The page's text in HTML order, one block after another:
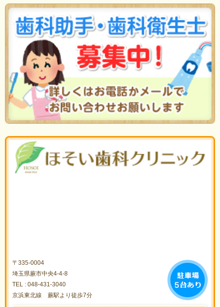
〒335-0004
埼玉県蕨市中央4-4-8
TEL : 048-431-3040
京浜東北線 蕨駅より徒歩7分